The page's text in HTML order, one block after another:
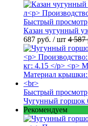
Быстрый просмотр
Казан чугунный
687 руб. / шт 4 587
Быстрый просмотр
Чугунный горшок
Рекомендуем